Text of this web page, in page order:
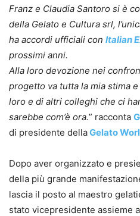
Franz e Claudia Santoro si è
della Gelato e Cultura srl,
ha accordi ufficiali con Italian
prossimi anni.
Alla loro devozione nei
progetto va tutta la mia stima
loro e di altri colleghi che ci
sarebbe com’è ora.” racconta
di presidente dellaGelato
Dopo aver organizzato e
della più grande
lascia il posto al maestro
stato vicepresidente assieme a